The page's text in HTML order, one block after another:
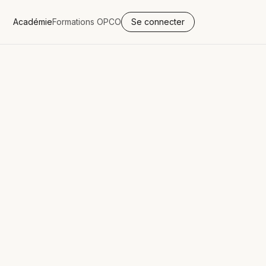
AcadémieFormations OPCO Se connecter